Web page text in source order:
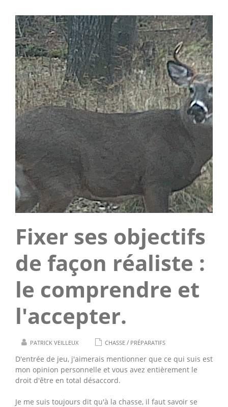
Fixer ses objectifs
de façon réaliste :
le comprendre et
l'accepter.
PATRICK VEILLEUX CHASSE / PRÉPARATIFS
D'entrée de jeu, j'aimerais mentionner que ce qui suis est
mon opinion personnelle et vous avez entièrement le
droit d'être en total désaccord.
Je me suis toujours dit qu'à la chasse, il faut savoir se